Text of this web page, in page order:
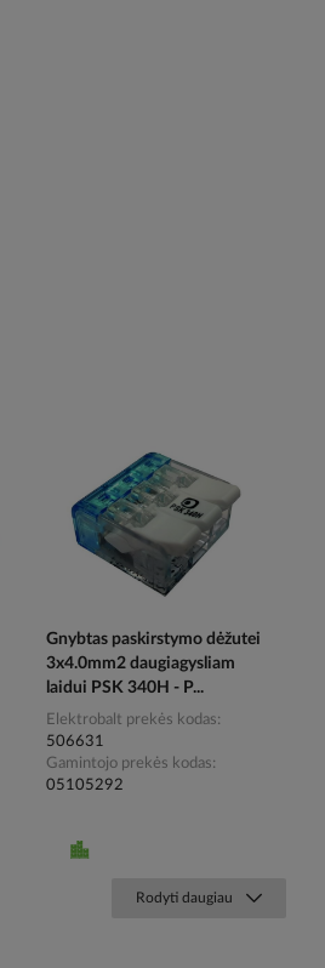
Gnybtas paskirstymo dėžutei
3x4.0mm2 daugiagysliam
laidui PSK 340H - P...
Elektrobalt prekės kodas
506631
Gamintojo prekės kodas
05105292
Rodyti daugiau